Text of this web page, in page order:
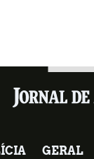
GERAL